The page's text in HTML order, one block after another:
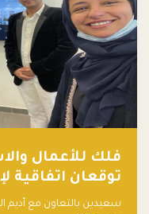
فلك للأعمال
توقعان اتفاقية
جريء تقني (STF) - مشغل من قبل فـلك
سعيدين بالتعاون مع أديم